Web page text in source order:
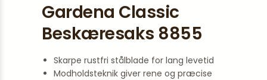
Gardena Classic
Beskæresaks 8855
Skarpe rustfri stålblade for lang levetid
Modholdsteknik giver rene og præcise